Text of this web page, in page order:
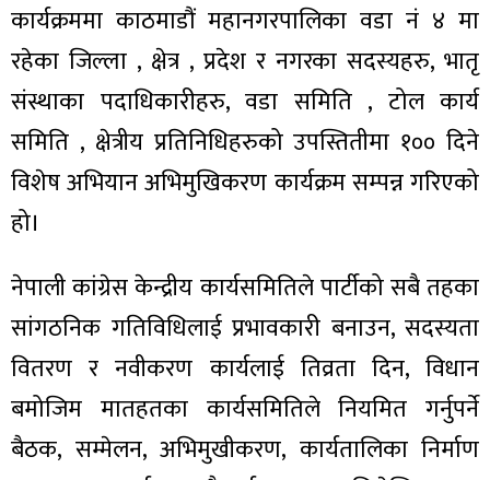
कार्यक्रममा काठमाडौं महानगरपालिका वडा नं ४ मा
रहेका जिल्ला , क्षेत्र , प्रदेश र नगरका सदस्यहरु, भातृ
संस्थाका पदाधिकारीहरु, वडा समिति , टोल कार्य
समिति , क्षेत्रीय प्रतिनिधिहरुको उपस्तितीमा १०० दिने
विशेष अभियान अभिमुखिकरण कार्यक्रम सम्पन्न गरिएको
हो।
नेपाली कांग्रेस केन्द्रीय कार्यसमितिले पार्टीको सबै तहका
सांगठनिक गतिविधिलाई प्रभावकारी बनाउन, सदस्यता
वितरण र नवीकरण कार्यलाई तिव्रता दिन, विधान
बमोजिम मातहतका कार्यसमितिले नियमित गर्नुपर्ने
बैठक, सम्मेलन, अभिमुखीकरण, कार्यतालिका निर्माण